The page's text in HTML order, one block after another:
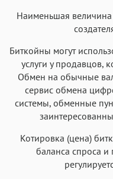
Наименьшая
Биткойны могут
услуги у продавцов,
Обмен на обычные
сервис обмена
системы, обменные
Котировка (цена)
баланса спроса